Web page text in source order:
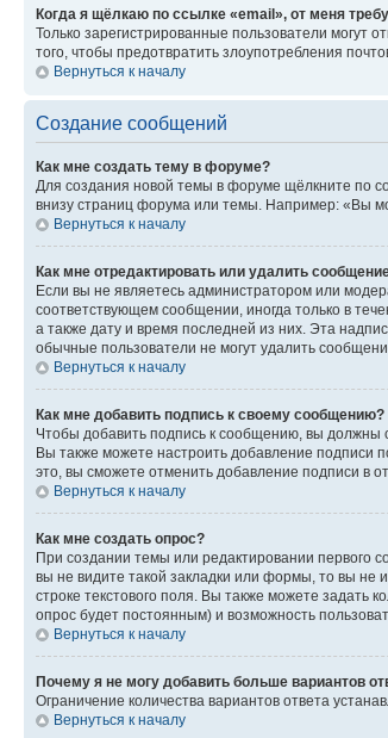
Когда я щёлкаю по ссылке «email», от меня
Только зарегистрированные пользователи могут
того, чтобы предотвратить злоупотребления
Вернуться к началу
Создание сообщений
Как мне создать тему в форуме?
Для создания новой темы в форуме щёлкните по
внизу страниц форума или темы. Например: «Вы
Вернуться к началу
Как мне отредактировать или удалить
Если вы не являетесь администратором или
соответствующем сообщении, иногда только в
а также дату и время последней из них. Эта
обычные пользователи не могут удалить
Вернуться к началу
Как мне добавить подпись к своему сообщению?
Чтобы добавить подпись к сообщению, вы должны
Вы также можете настроить добавление подписи
это, вы сможете отменить добавление подписи в
Вернуться к началу
Как мне создать опрос?
При создании темы или редактировании первого
вы не видите такой закладки или формы, то вы не
строке текстового поля. Вы также можете задать
опрос будет постоянным) и возможность
Вернуться к началу
Почему я не могу добавить больше вариантов
Ограничение количества вариантов ответа
Вернуться к началу